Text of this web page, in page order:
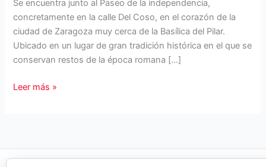
Se encuentra junto al Paseo de la independencia,
concretamente en la calle Del Coso, en el corazón de la
ciudad de Zaragoza muy cerca de la Basílica del Pilar.
Ubicado en un lugar de gran tradición histórica en el que se
conservan restos de la época romana […]
Hotel
Leer más »